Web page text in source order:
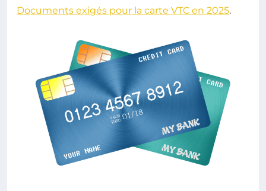
Documents exigés pour la carte VTC en 2025.